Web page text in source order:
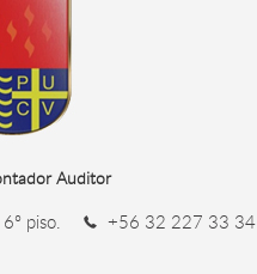
Auditor
piso. +56 32 227 33 34